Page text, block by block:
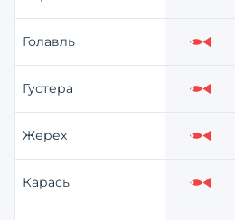
Голавль Слабо
Густера Слабо
Жерех Слабо
Карась Слабо